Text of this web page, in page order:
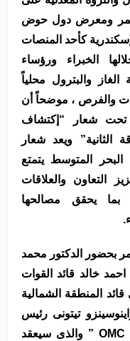
مؤتمر ومعرض دول حوض
مدينة الإسكندرية كأحد المنصات
الخبراء ورؤساء
والبترول محلياً
والفرص ، موضحاً أن
تحت شعار “إكتشاف
الثانية” ويعد شعار
المتوسط يتمتع
التعاون والعلاقات
بما يحقق مصالحها
بحضور الدكتور محمد
خالد قائد القوات
المنطقة الشمالية
تيتونى رئيس
الدورة القادمة من المؤتمر ” OMC 2019 ” والذى سيعقد